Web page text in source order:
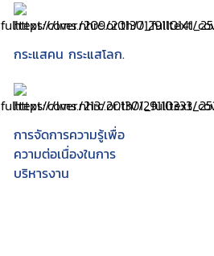
กระแสคน กระแสโลก.
การจัดการความรู้เพื่อ
ความต่อเนื่องในการ
บริหารงาน